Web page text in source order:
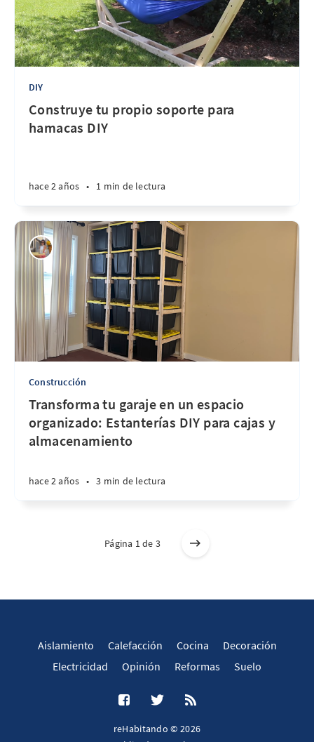
DIY
Construye tu propio soporte para
hamacas DIY
hace 2 años • 1 min de lectura
Construcción
Transforma tu garaje en un espacio
organizado: Estanterías DIY para cajas y
almacenamiento
hace 2 años • 3 min de lectura
Página 1 de 3
Aislamiento Calefacción Cocina
Decoración
Electricidad
Opinión Reformas Suelo
reHabitando © 2026